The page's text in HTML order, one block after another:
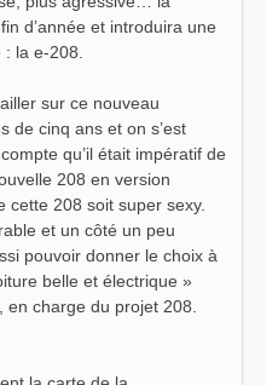
d’année et introduira une
la e-208.
sur ce nouveau
de cinq ans et on s’est
qu’il était impératif de
208 en version
cette 208 soit super sexy.
et un côté un peu
pouvoir donner le choix à
belle et électrique »
charge du projet 208.